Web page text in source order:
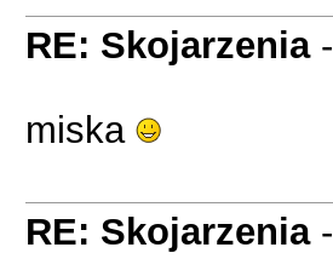
RE: Skojarzenia-
miska
RE: Skojarzenia-